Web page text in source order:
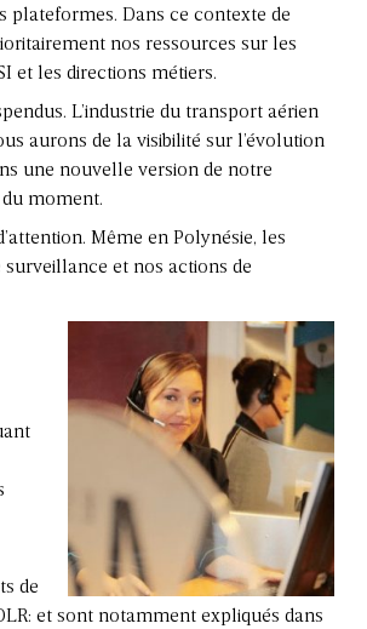
plateformes. Dans ce contexte de
nos ressources sur les
et les directions métiers.
L’industrie du transport aérien
aurons de la visibilité sur l’évolution
une nouvelle version de notre
moment.
Même en Polynésie, les
et nos actions de
de
et sont notamment expliqués dans